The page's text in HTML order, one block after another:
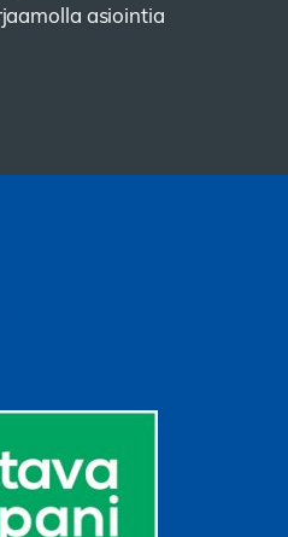
asiointia